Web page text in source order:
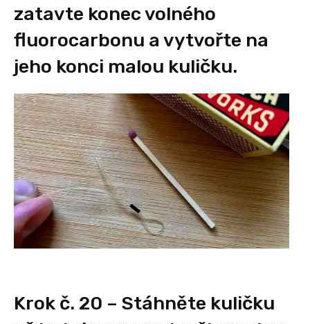
zatavte konec volného
fluorocarbonu a vytvořte na
jeho konci malou kuličku.
Krok č. 20 – Stáhněte kuličku